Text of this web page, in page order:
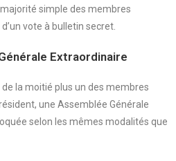
simple des membres
vote à bulletin secret.
Extraordinaire
la moitié plus un des membres
une Assemblée Générale
selon les mêmes modalités que